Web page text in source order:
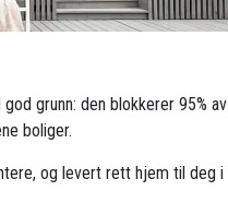
grunn: den blokkerer 95% av
boliger.
og levert rett hjem til deg i